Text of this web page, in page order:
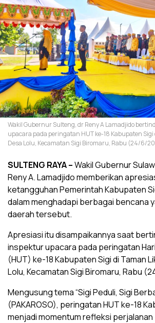
Wakil Gubernur Sulteng, dr Reny A Lamadjido
upacara pada peringatan HUT ke-18 Kabupaten
Desa Lolu, Kecamatan Sigi Biromaru, Rabu (24/6/
SULTENG RAYA –Wakil Gubernur
Reny A. Lamadjido memberikan
ketangguhan Pemerintah Kabupaten
dalam menghadapi berbagai bencana
daerah tersebut.
Apresiasi itu disampaikannya saat
inspektur upacara pada peringatan
(HUT) ke-18 Kabupaten Sigi di Taman
Lolu, Kecamatan Sigi Biromaru, Rabu
Mengusung tema “Sigi Peduli, Sigi
(PAKAROSO), peringatan HUT ke-18
menjadi momentum refleksi